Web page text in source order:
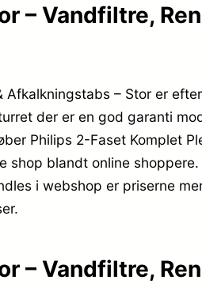
– Vandfiltre,
Afkalkningstabs – Stor er
der er en god garanti
Philips 2-Faset Komplet
shop blandt online
i webshop er priserne
– Vandfiltre,